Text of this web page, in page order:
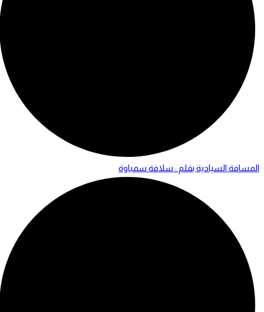
المسافة السيادية بقلم : سلافة سمباوة